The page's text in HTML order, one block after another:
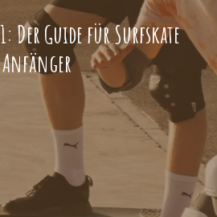
Der Guide für Surfskate
Anfänger